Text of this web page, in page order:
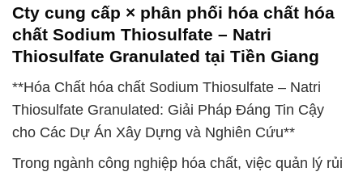
Cty cung cấp × phân phối hóa chất hóa
chất Sodium Thiosulfate – Natri
Thiosulfate Granulated tại Tiền Giang
**Hóa Chất hóa chất Sodium Thiosulfate – Natri
Thiosulfate Granulated: Giải Pháp Đáng Tin Cậy
cho Các Dự Án Xây Dựng và Nghiên Cứu**
Trong ngành công nghiệp hóa chất, việc quản lý rủi